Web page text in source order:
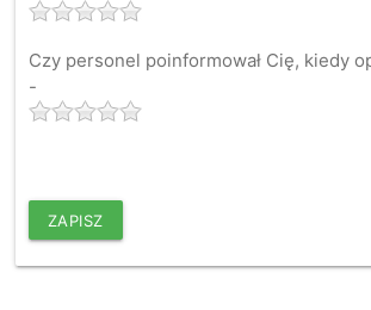
Czy personel poinformował Cię, kiedy
-
ZAPISZ